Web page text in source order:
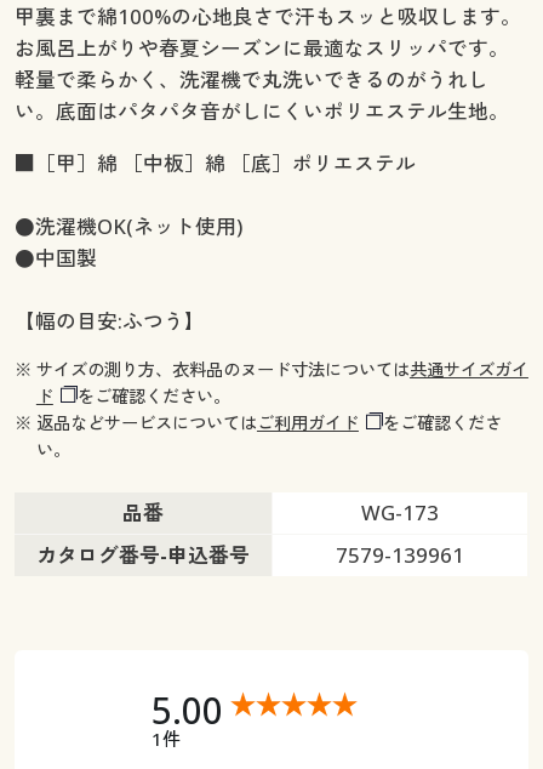
甲裏まで綿100%の心地良さで汗もスッと吸収します。
お風呂上がりや春夏シーズンに最適なスリッパです。
軽量で柔らかく、洗濯機で丸洗いできるのがうれし
い。底面はパタパタ音がしにくいポリエステル生地。
■［甲］綿 ［中板］綿 ［底］ポリエステル
●洗濯機OK(ネット使用)
●中国製
【幅の目安:ふつう】
※ サイズの測り方、衣料品のヌード寸法については共通サイズガイ
ド
をご確認ください。
※ 返品などサービスについてはご利用ガイド
をご確認くださ
い。
品番
WG-173
カタログ番号-申込番号
7579-139961
5.00
1件